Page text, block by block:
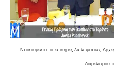
Ντοκουμέντο: οι επίσημες Διπλωματικές
διαμελισμού